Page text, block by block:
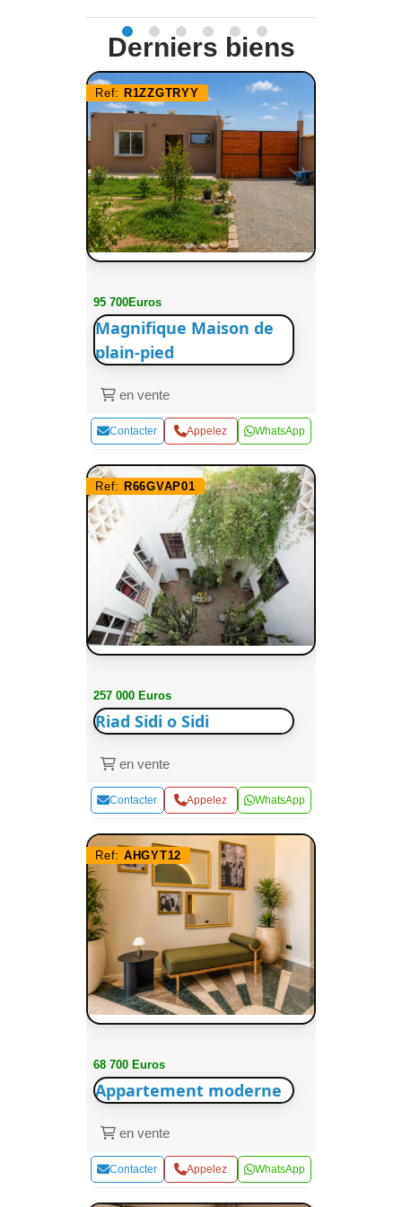
Derniers biens
Ref: R1ZZGTRYY
95 700Euros
Magnifique Maison de
plain-pied
en vente
Contacter Appelez WhatsApp
Ref: R66GVAP01
257 000 Euros
Riad Sidi o Sidi
en vente
Contacter Appelez WhatsApp
Ref: AHGYT12
68 700 Euros
Appartement moderne
en vente
Contacter Appelez WhatsApp